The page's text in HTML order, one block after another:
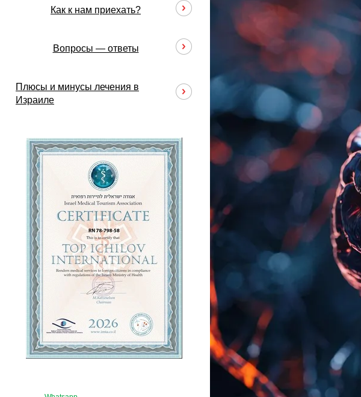
Как к нам приехать?
Вопросы — ответы
Плюсы и минусы лечения в
Израиле